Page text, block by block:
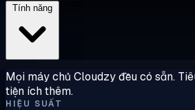
Mọi máy chủ Cloudzy đều có sẵn.
tiện ích thêm.
HIỆU SUẤT